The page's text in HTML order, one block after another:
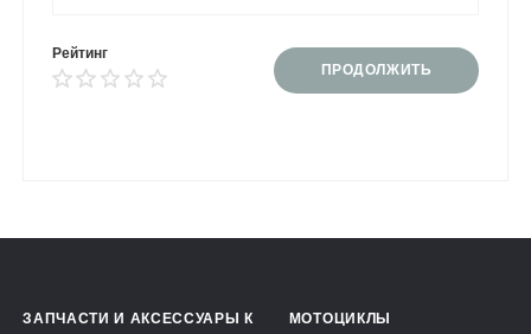
Рейтинг
ПРОДОЛЖИТЬ
ЗАПЧАСТИ И АКСЕССУАРЫ К
МОТОЦИКЛЫ